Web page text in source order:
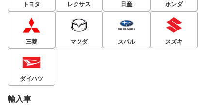
トヨタ レクサス 日産 ホンダ
三菱 マツダ スバル スズキ
ダイハツ
輸入車